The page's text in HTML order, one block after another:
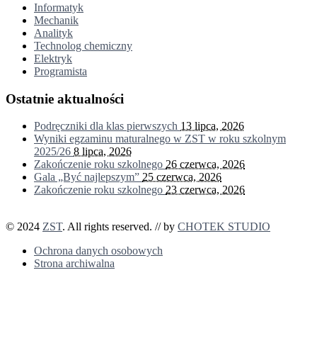
Informatyk
Mechanik
Analityk
Technolog chemiczny
Elektryk
Programista
Ostatnie aktualności
Podręczniki dla klas pierwszych 13 lipca, 2026
Wyniki egzaminu maturalnego w ZST w roku szkolnym
2025/26 8 lipca, 2026
Zakończenie roku szkolnego 26 czerwca, 2026
Gala „Być najlepszym” 25 czerwca, 2026
Zakończenie roku szkolnego 23 czerwca, 2026
© 2024 ZST. All rights reserved. // by CHOTEK STUDIO
Ochrona danych osobowych
Strona archiwalna